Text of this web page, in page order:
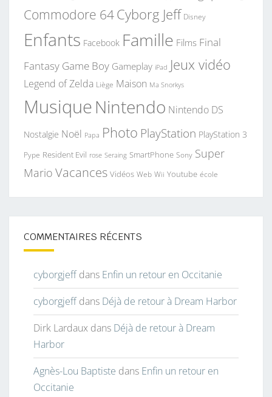
Commodore 64Cyborg Jeff Disney
Enfants Facebook Famille Films Final
Fantasy Game Boy Gameplay iPad Jeux vidéo
Legend of Zelda Liège Maison Ma Snorkys
MusiqueNintendo Nintendo DS
Nostalgie Noël Papa Photo PlayStation PlayStation 3
Pype Resident Evil rose Seraing SmartPhone Sony Super
Mario Vacances Vidéos Web Wii Youtube école
COMMENTAIRES RÉCENTS
cyborgjeffdans Enfin un retour en Occitanie
cyborgjeffdans Déjà de retour à Dream Harbor
Dirk Lardaux dans Déjà de retour à Dream
Harbor
Agnès-Lou Baptiste dans Enfin un retour en
Occitanie